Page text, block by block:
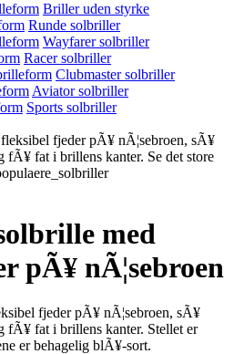
Briller uden styrke
Runde solbriller
Wayfarer solbriller
Racer solbriller
Clubmaster solbriller
Aviator solbriller
Sports solbriller
med
pÃ¥ nÃ¦sebroen
fjeder pÃ¥ nÃ¦sebroen, sÃ¥
fÃ¥ fat i brillens kanter. Stellet er
er behagelig blÃ¥-sort.